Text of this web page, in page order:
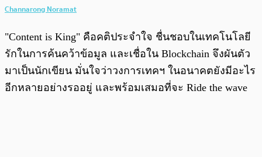
Channarong Noramat
"Content is King" คือคติประจำใจ ชื่นชอบในเทคโนโลยี
รักในการค้นคว้าข้อมูล และเชื่อใน Blockchain จึงผันตัว
มาเป็นนักเขียน มั่นใจว่าวงการเทคฯ ในอนาคตยังมีอะไร
อีกหลายอย่างรออยู่ และพร้อมเสมอที่จะ Ride the wave